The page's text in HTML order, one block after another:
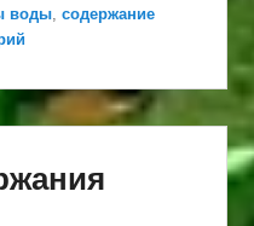
воды ,содержание